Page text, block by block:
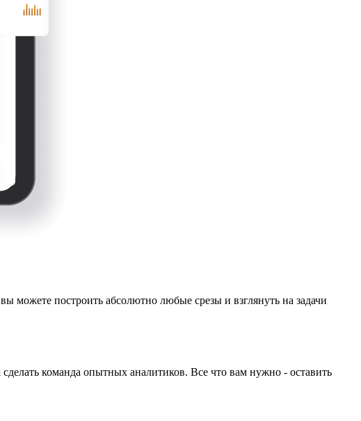
можете построить абсолютно любые срезы и взглянуть на задачи
команда опытных аналитиков. Все что вам нужно - оставить